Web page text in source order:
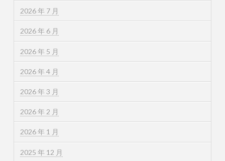
2026 年 7 月
2026 年 6 月
2026 年 5 月
2026 年 4 月
2026 年 3 月
2026 年 2 月
2026 年 1 月
2025 年 12 月